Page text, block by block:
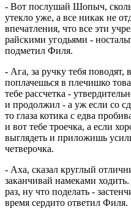
- Вот послушай Шопыч,
утекло уже, а все никак не
впечатления, что все эти
райскими угодьями -
подметил Филя.
- Ага, за ручку тебя поводят,
поплачешься в плечишко
тебе рассчетка -
и продолжил - а уж если со
то глаза котика с едва
и вот тебе троечка, а если
выглядеть и приложишь
четверочка.
- Аха, сказал круглый
заканчивай намеками
раз, ну что поделать -
время сердито ответил Филя.